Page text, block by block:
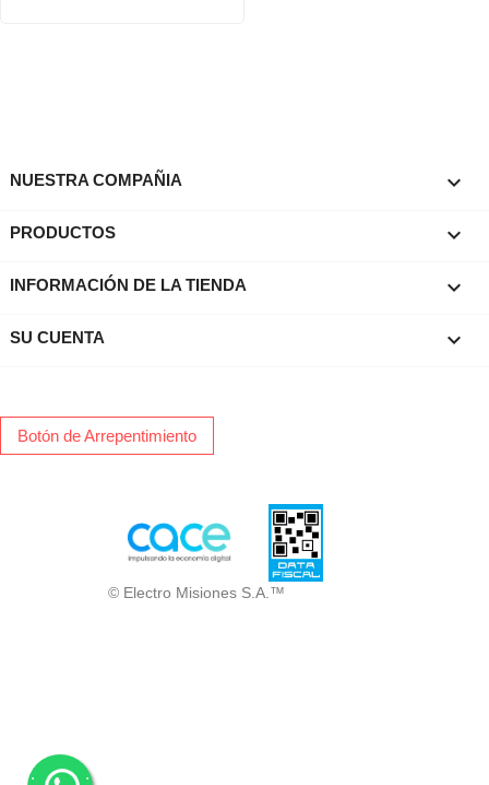
NUESTRA COMPAÑIA 
PRODUCTOS 
INFORMACIÓN DE LA TIENDA keyboard_arrow_down
SU CUENTA 
Botón de Arrepentimiento
© Electro Misiones S.A.™
. .